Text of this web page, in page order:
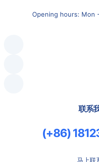
Opening hours: Mon
联系
(+86)
马上联